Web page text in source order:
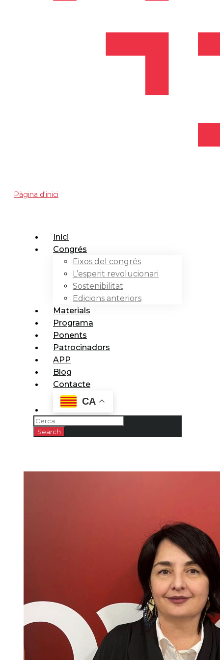
Pàgina d'inici
Inici
Congrés
Eixos del congrés
L’esperit revolucionari
Sostenibilitat
Edicions anteriors
Materials
Programa
Ponents
Patrocinadors
APP
Blog
Contacte
CA